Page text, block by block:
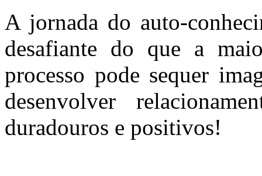
A jornada do auto-
desafiante do que a
processo pode sequer
desenvolver
duradouros e positivos!